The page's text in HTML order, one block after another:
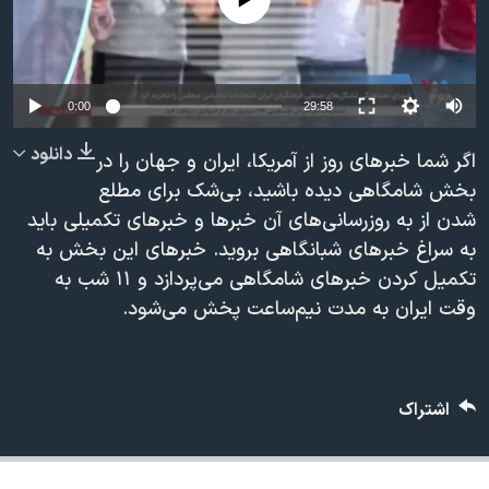
فرهنگ و زندگی
حقوق شهروندی
اقتصادی
اسرائیل در جنگ
گالری عکس
آرشیو پخش زنده
مستندها
انتخابات ریاست جمهوری آمریکا ۲۰۲۴
حمله جمهوری اسلامی به اسرائیل
ورزش زنان در ایران
اعتراضات زن، زندگی، آزادی
مجموعه مستندهای دادخواهی
تریبونال مردمی آبان ۹۸
قانون شفافیت دارائی کادر رهبری ایران
اعتراضات مردمی آبان ۹۸
دنبال کنید
زبانهای مختلف
0:00 29:58
دانلود
اگر شما خبرهای روز از آمریکا، ایران و جهان را در
بخش شامگاهی دیده باشید، بی‌شک برای مطلع
شدن از به روزرسانی‌های آن خبرها و خبرهای تکمیلی باید
به سراغ خبرهای شبانگاهی بروید. خبرهای این بخش به
تکمیل کردن خبرهای شامگاهی می‌پردازد و ۱۱ شب به
وقت ایران به مدت نیم‌ساعت پخش می‌شود.
اشتراک